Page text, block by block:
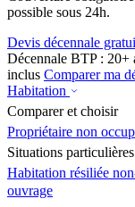
possible sous 24h.
Devis décennale
Décennale BTP : 20+
inclus Comparer ma
Habitation
Comparer et choisir
Propriétaire non
Situations particulières
Habitation résiliée
ouvrage